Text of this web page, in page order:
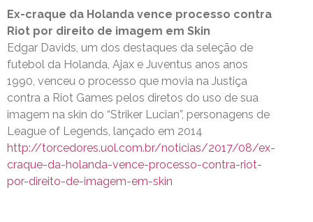
Ex-craque da Holanda vence processo contra
Riot por direito de imagem em Skin
Edgar Davids, um dos destaques da seleção de
futebol da Holanda, Ajax e Juventus anos anos
1990, venceu o processo que movia na Justiça
contra a Riot Games pelos diretos do uso de sua
imagem na skin do “Striker Lucian”, personagens de
League of Legends, lançado em 2014
http://torcedores.uol.com.br/noticias/2017/08/ex-
craque-da-holanda-vence-processo-contra-riot-
por-direito-de-imagem-em-skin